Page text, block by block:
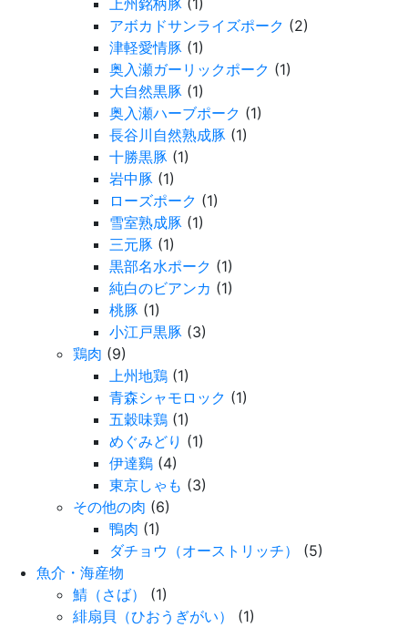
上州銘柄豚 (1)
アボカドサンライズポーク (2)
津軽愛情豚 (1)
奥入瀬ガーリックポーク (1)
大自然黒豚 (1)
奥入瀬ハーブポーク (1)
長谷川自然熟成豚 (1)
十勝黒豚 (1)
岩中豚 (1)
ローズポーク (1)
雪室熟成豚 (1)
三元豚 (1)
黒部名水ポーク (1)
純白のビアンカ (1)
桃豚 (1)
小江戸黒豚 (3)
鶏肉 (9)
上州地鶏 (1)
青森シャモロック (1)
五穀味鶏 (1)
めぐみどり (1)
伊達鷄 (4)
東京しゃも (3)
その他の肉 (6)
鴨肉 (1)
ダチョウ（オーストリッチ）
(5)
魚介・海産物
鯖（さば）
(1)
緋扇貝（ひおうぎがい）
(1)